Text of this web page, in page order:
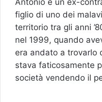
figlio di uno dei
territorio tra gli anni
nel 1999, quando
era andato a trovarlo
stava faticosamente
società vendendo il